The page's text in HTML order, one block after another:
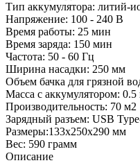
Тип аккумулятора: литий-
Напряжение: 100 - 240 В
Время работы: 25 мин
Время заряда: 150 мин
Частота: 50 - 60 Гц
Ширина насадки: 250 мм
Объем бачка для грязной
Масса с аккумулятором: 0.5
Производительность: 70 м2
Зарядный разъем: USB
Размеры:133x250x290 мм
Вес: 590 грамм
Описание